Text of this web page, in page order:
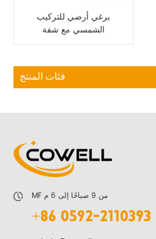
برغي أرضي للتركيب
الشمسي مع شفة
ملحومة
فئات المنتج
+86 0592-2110393